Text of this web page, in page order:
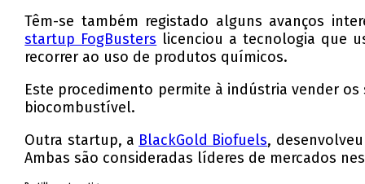
Têm-se também registado alguns avanços
startup FogBusters licenciou a tecnologia que
recorrer ao uso de produtos químicos.
Este procedimento permite à indústria vender
biocombustível.
Outra startup, a BlackGold Biofuels,
Ambas são consideradas líderes de mercados